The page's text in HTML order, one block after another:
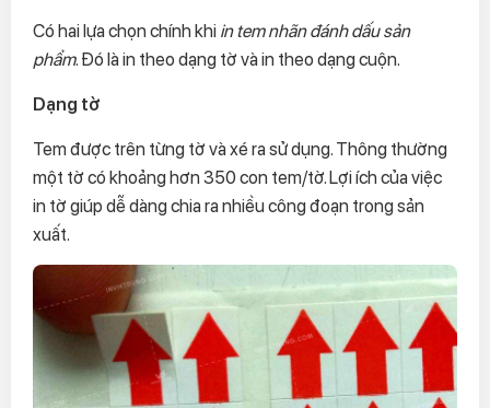
Có hai lựa chọn chính khi in tem nhãn đánh dấu sản
phẩm. Đó là in theo dạng tờ và in theo dạng cuộn.
Dạng tờ
Tem được trên từng tờ và xé ra sử dụng. Thông thường
một tờ có khoảng hơn 350 con tem/tờ. Lợi ích của việc
in tờ giúp dễ dàng chia ra nhiều công đoạn trong sản
xuất.